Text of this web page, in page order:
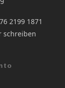
2199 1871
schreiben